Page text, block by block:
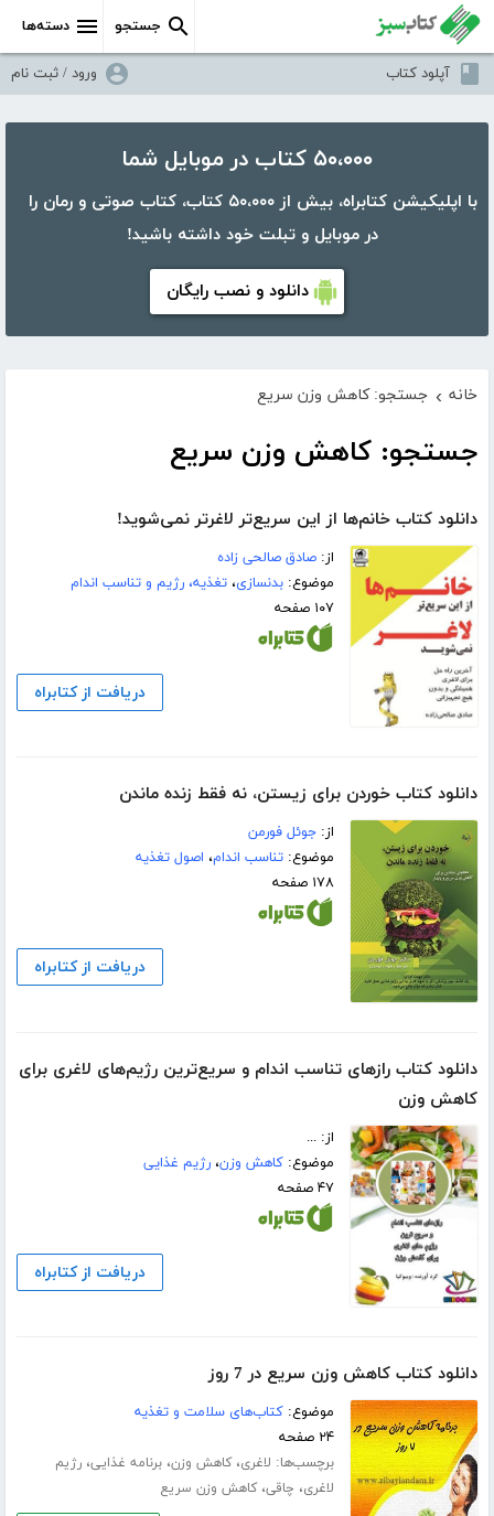
دسته‌ها جستجو
آپلود کتاب ورود / ثبت نام
۵۰،۰۰۰ کتاب در موبایل شما
با اپلیکیشن کتابراه، بیش از ۵۰،۰۰۰ کتاب، کتاب صوتی و رمان را
در موبایل و تبلت خود داشته باشید!
دانلود و نصب رایگان
خانه › جستجو: کاهش وزن سریع
جستجو: کاهش وزن سریع
دانلود کتاب خانم‌ها از این سریع‌تر لاغرتر نمی‌شوید!
از:صادق صالحی زاده
موضوع:بدنسازی،تغذیه، رژیم و تناسب اندام
۱۰۷ صفحه
دریافت از کتابراه
دانلود کتاب خوردن برای زیستن، نه فقط زنده ماندن
از:جوئل فورمن
موضوع:تناسب اندام، اصول تغذیه
۱۷۸ صفحه
دریافت از کتابراه
دانلود کتاب رازهای تناسب اندام و سریع‌ترین رژیم‌های لاغری برای
کاهش وزن
از: ...
موضوع:کاهش وزن،رژیم غذایی
۴۷ صفحه
دریافت از کتابراه
دانلود کتاب کاهش وزن سریع در 7 روز
موضوع:کتاب‌های سلامت و تغذیه
۲۴ صفحه
برچسب‌ها: لاغری،کاهش وزن،برنامه غذایی،رژیم
لاغری، چاقی،کاهش وزن سریع